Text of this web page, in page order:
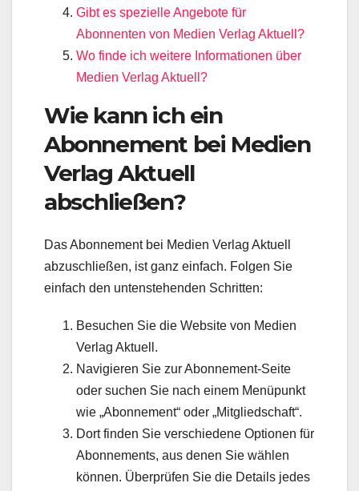
Gibt es spezielle Angebote für
Abonnenten von Medien Verlag Aktuell?
Wo finde ich weitere Informationen über
Medien Verlag Aktuell?
Wie kann ich ein
Abonnement bei Medien
Verlag Aktuell
abschließen?
Das Abonnement bei Medien Verlag Aktuell
abzuschließen, ist ganz einfach. Folgen Sie
einfach den untenstehenden Schritten:
Besuchen Sie die Website von Medien
Verlag Aktuell.
Navigieren Sie zur Abonnement-Seite
oder suchen Sie nach einem Menüpunkt
wie „Abonnement“ oder „Mitgliedschaft“.
Dort finden Sie verschiedene Optionen für
Abonnements, aus denen Sie wählen
können. Überprüfen Sie die Details jedes